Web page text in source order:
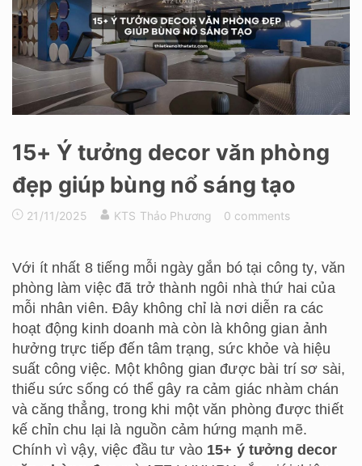
15+ Ý tưởng decor văn phòng
đẹp giúp bùng nổ sáng tạo
21/11/2025 KTS Thảo Phương 0 comments
Với ít nhất 8 tiếng mỗi ngày gắn bó tại công ty, văn
phòng làm việc đã trở thành ngôi nhà thứ hai của
mỗi nhân viên. Đây không chỉ là nơi diễn ra các
hoạt động kinh doanh mà còn là không gian ảnh
hưởng trực tiếp đến tâm trạng, sức khỏe và hiệu
suất công việc. Một không gian được bài trí sơ sài,
thiếu sức sống có thể gây ra cảm giác nhàm chán
và căng thẳng, trong khi một văn phòng được thiết
kế chỉn chu lại là nguồn cảm hứng mạnh mẽ.
Chính vì vậy, việc đầu tư vào 15+ ý tưởng decor